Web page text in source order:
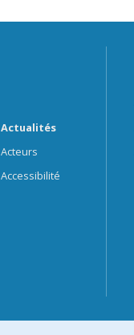
Actualités
Acteurs
Accessibilité